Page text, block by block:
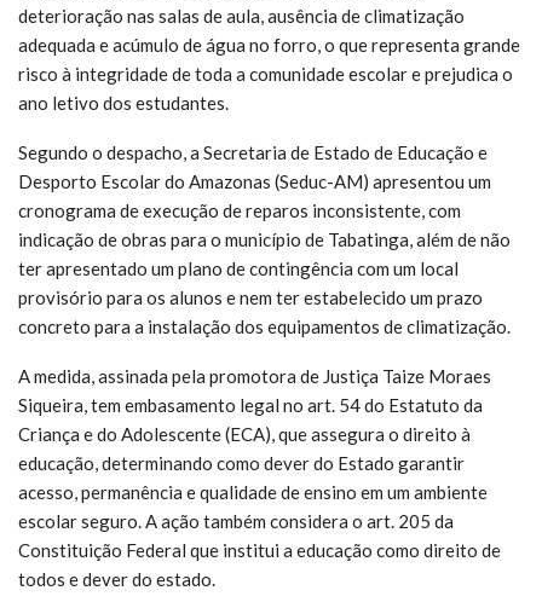
deterioração nas salas de aula, ausência de climatização
adequada e acúmulo de água no forro, o que representa grande
risco à integridade de toda a comunidade escolar e prejudica o
ano letivo dos estudantes.
Segundo o despacho, a Secretaria de Estado de Educação e
Desporto Escolar do Amazonas (Seduc-AM) apresentou um
cronograma de execução de reparos inconsistente, com
indicação de obras para o município de Tabatinga, além de não
ter apresentado um plano de contingência com um local
provisório para os alunos e nem ter estabelecido um prazo
concreto para a instalação dos equipamentos de climatização.
A medida, assinada pela promotora de Justiça Taize Moraes
Siqueira, tem embasamento legal no art. 54 do Estatuto da
Criança e do Adolescente (ECA), que assegura o direito à
educação, determinando como dever do Estado garantir
acesso, permanência e qualidade de ensino em um ambiente
escolar seguro. A ação também considera o art. 205 da
Constituição Federal que institui a educação como direito de
todos e dever do estado.